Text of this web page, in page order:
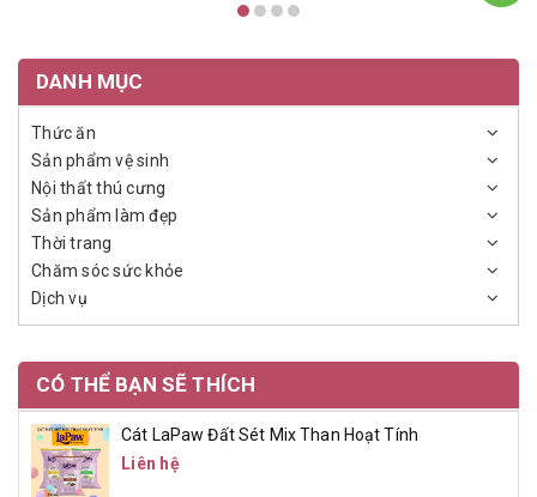
DANH MỤC
Thức ăn
Sản phẩm vệ sinh
Nội thất thú cưng
Sản phẩm làm đẹp
Thời trang
Chăm sóc sức khỏe
Dịch vụ
CÓ THỂ BẠN SẼ THÍCH
Cát LaPaw Đất Sét Mix Than Hoạt Tính
Liên hệ